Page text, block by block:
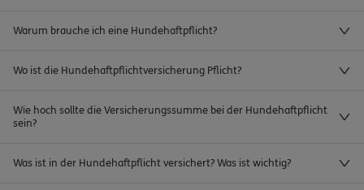
Warum brauche ich eine Hundehaftpflicht?
Wo ist die Hundehaftpflichtversicherung Pflicht?
Wie hoch sollte die Versicherungssumme bei der Hundehaftpflicht
sein?
Was ist in der Hundehaftpflicht versichert? Was ist wichtig?